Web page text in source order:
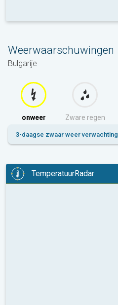
Weerwaarschuwingen
Bulgarije
onweer Zware regen
3-daagse zwaar weer verwachting
TemperatuurRadar